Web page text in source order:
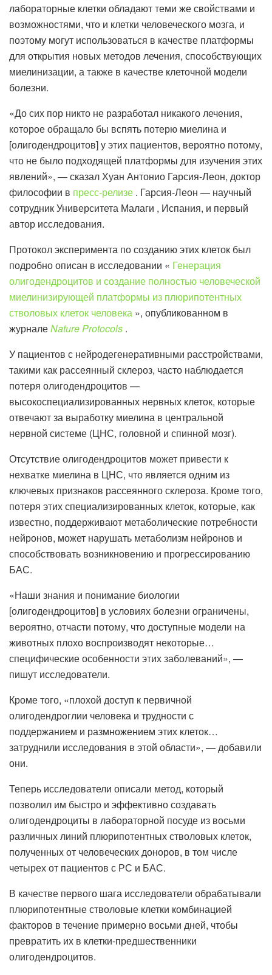
лабораторные клетки обладают теми же свойствами и
возможностями, что и клетки человеческого мозга, и
поэтому могут использоваться в качестве платформы
для открытия новых методов лечения, способствующих
миелинизации, а также в качестве клеточной модели
болезни.
«До сих пор никто не разработал никакого лечения,
которое обращало бы вспять потерю миелина и
[олигодендроцитов] у этих пациентов, вероятно потому,
что не было подходящей платформы для изучения этих
явлений», — сказал Хуан Антонио Гарсия-Леон, доктор
философии в пресс-релизе . Гарсия-Леон — научный
сотрудник Университета Малаги , Испания, и первый
автор исследования.
Протокол эксперимента по созданию этих клеток был
подробно описан в исследовании « Генерация
олигодендроцитов и создание полностью человеческой
миелинизирующей платформы из плюрипотентных
стволовых клеток человека », опубликованном в
журналеNature Protocols .
У пациентов с нейродегенеративными расстройствами,
такими как рассеянный склероз, часто наблюдается
потеря олигодендроцитов —
высокоспециализированных нервных клеток, которые
отвечают за выработку миелина в центральной
нервной системе (ЦНС, головной и спинной мозг).
Отсутствие олигодендроцитов может привести к
нехватке миелина в ЦНС, что является одним из
ключевых признаков рассеянного склероза. Кроме того,
потеря этих специализированных клеток, которые, как
известно, поддерживают метаболические потребности
нейронов, может нарушать метаболизм нейронов и
способствовать возникновению и прогрессированию
БАС.
«Наши знания и понимание биологии
[олигодендроцитов] в условиях болезни ограничены,
вероятно, отчасти потому, что доступные модели на
животных плохо воспроизводят некоторые…
специфические особенности этих заболеваний», —
пишут исследователи.
Кроме того, «плохой доступ к первичной
олигодендроглии человека и трудности с
поддержанием и размножением этих клеток…
затруднили исследования в этой области», — добавили
они.
Теперь исследователи описали метод, который
позволил им быстро и эффективно создавать
олигодендроциты в лабораторной посуде из восьми
различных линий плюрипотентных стволовых клеток,
полученных от человеческих доноров, в том числе
четырех от пациентов с РС и БАС.
В качестве первого шага исследователи обрабатывали
плюрипотентные стволовые клетки комбинацией
факторов в течение примерно восьми дней, чтобы
превратить их в клетки-предшественники
олигодендроцитов.